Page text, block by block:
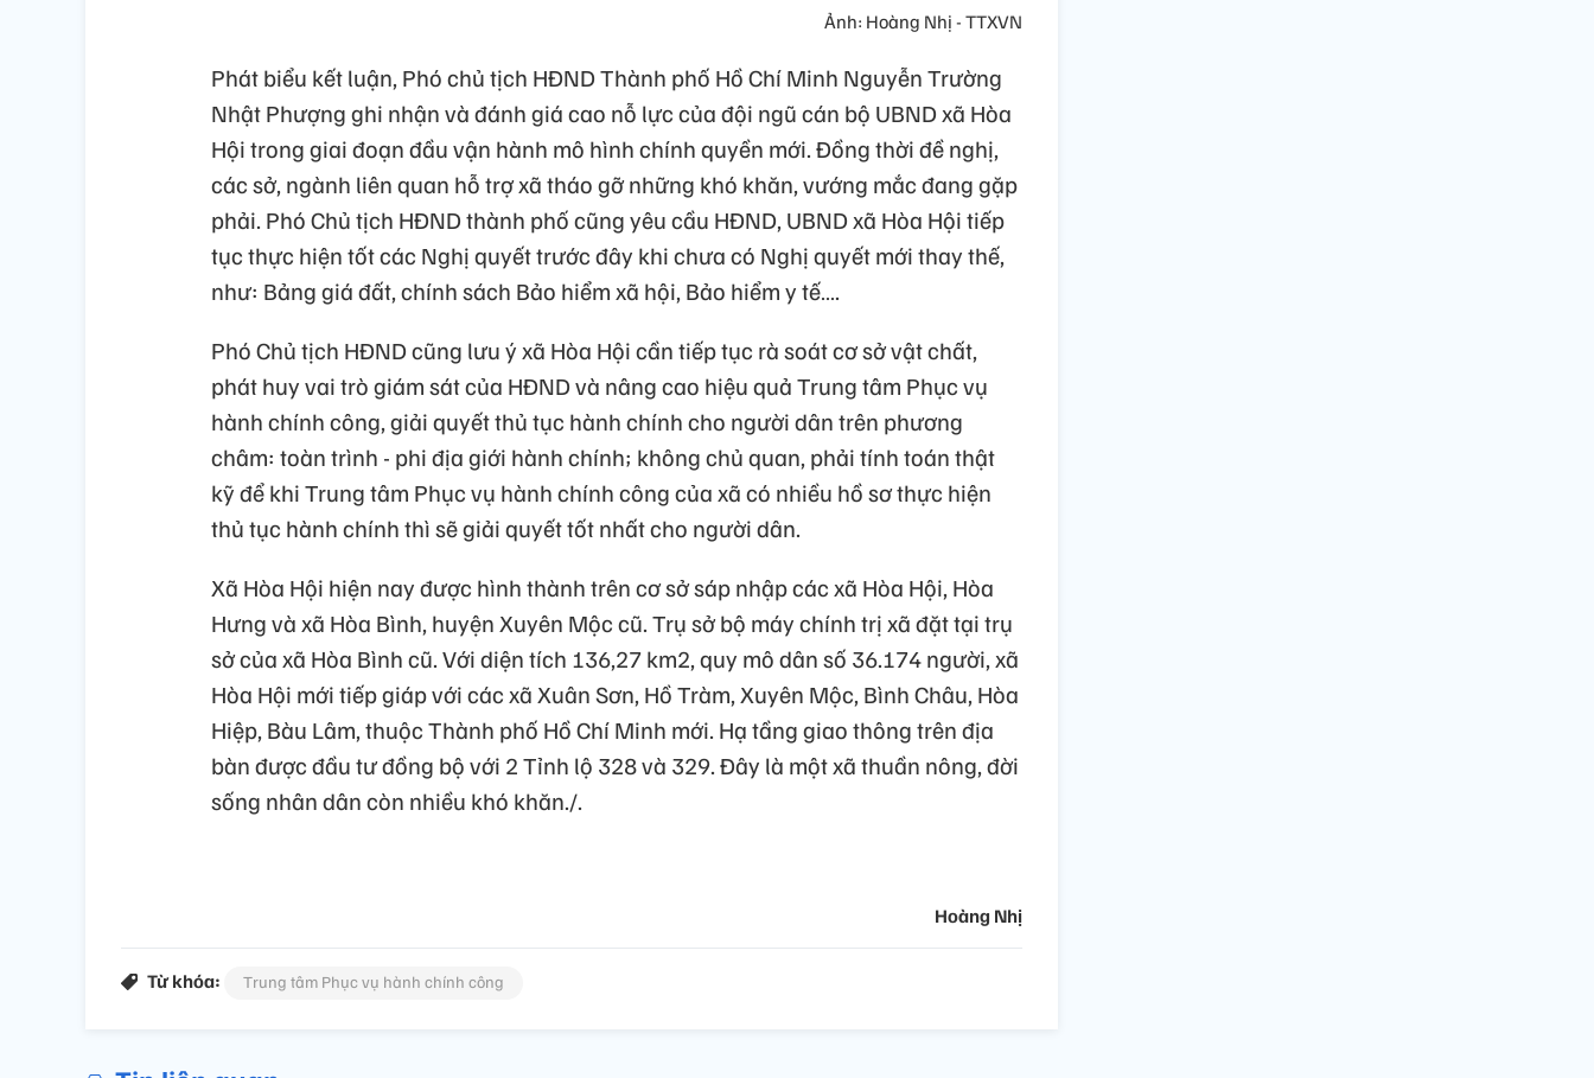
Ảnh: Hoàng Nhị - TTXVN
Phát biểu kết luận, Phó chủ tịch HĐND Thành phố Hồ Chí Minh Nguyễn Trường
Nhật Phượng ghi nhận và đánh giá cao nỗ lực của đội ngũ cán bộ UBND xã Hòa
Hội trong giai đoạn đầu vận hành mô hình chính quyền mới. Đồng thời đề nghị,
các sở, ngành liên quan hỗ trợ xã tháo gỡ những khó khăn, vướng mắc đang gặp
phải. Phó Chủ tịch HĐND thành phố cũng yêu cầu HĐND, UBND xã Hòa Hội tiếp
tục thực hiện tốt các Nghị quyết trước đây khi chưa có Nghị quyết mới thay thế,
như: Bảng giá đất, chính sách Bảo hiểm xã hội, Bảo hiểm y tế….
Phó Chủ tịch HĐND cũng lưu ý xã Hòa Hội cần tiếp tục rà soát cơ sở vật chất,
phát huy vai trò giám sát của HĐND và nâng cao hiệu quả Trung tâm Phục vụ
hành chính công, giải quyết thủ tục hành chính cho người dân trên phương
châm: toàn trình - phi địa giới hành chính; không chủ quan, phải tính toán thật
kỹ để khi Trung tâm Phục vụ hành chính công của xã có nhiều hồ sơ thực hiện
thủ tục hành chính thì sẽ giải quyết tốt nhất cho người dân.
Xã Hòa Hội hiện nay được hình thành trên cơ sở sáp nhập các xã Hòa Hội, Hòa
Hưng và xã Hòa Bình, huyện Xuyên Mộc cũ. Trụ sở bộ máy chính trị xã đặt tại trụ
sở của xã Hòa Bình cũ. Với diện tích 136,27 km2, quy mô dân số 36.174 người, xã
Hòa Hội mới tiếp giáp với các xã Xuân Sơn, Hồ Tràm, Xuyên Mộc, Bình Châu, Hòa
Hiệp, Bàu Lâm, thuộc Thành phố Hồ Chí Minh mới. Hạ tầng giao thông trên địa
bàn được đầu tư đồng bộ với 2 Tỉnh lộ 328 và 329. Đây là một xã thuần nông, đời
sống nhân dân còn nhiều khó khăn./.
Hoàng Nhị
Từ khóa: Trung tâm Phục vụ hành chính công